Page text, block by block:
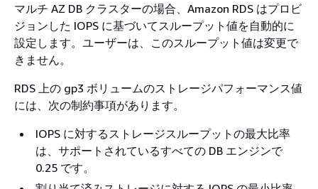
マルチ AZ DB クラスターの場合、Amazon RDS はプロビ
ジョンした IOPS に基づいてスループット値を自動的に
設定します。ユーザーは、このスループット値は変更で
きません。
RDS 上の gp3 ボリュームのストレージパフォーマンス値
には、次の制約事項があります。
IOPS に対するストレージスループットの最大比率
は、サポートされているすべての DB エンジンで
0.25 です。